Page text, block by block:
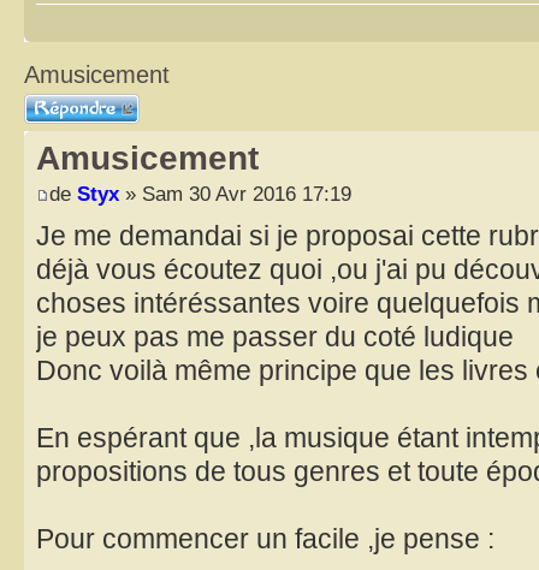
Amusicement
Répondre
Amusicement
de Styx » Sam 30 Avr 2016 17:19
Je me demandai si je proposai cette
déjà vous écoutez quoi ,ou j'ai pu
choses intéréssantes voire quelquefois
je peux pas me passer du coté ludique
Donc voilà même principe que les livres
En espérant que ,la musique étant
propositions de tous genres et toute
Pour commencer un facile ,je pense :